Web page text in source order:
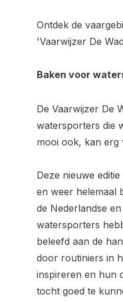
Ontdek de
'Vaarwijzer De
Baken voor
De Vaarwijzer De
watersporters die
mooi ook, kan erg
Deze nieuwe
en weer helemaal
de Nederlandse
watersporters
beleefd aan de
door routiniers in
inspireren en hun
tocht goed te